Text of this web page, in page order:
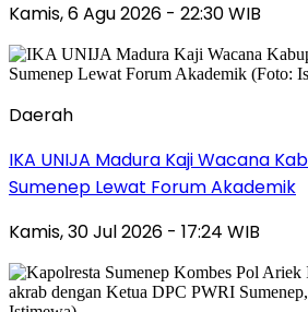
Kamis, 6 Agu 2026 - 22:30 WIB
Daerah
IKA UNIJA Madura Kaji Wacana
Sumenep Lewat Forum Akademik
Kamis, 30 Jul 2026 - 17:24 WIB